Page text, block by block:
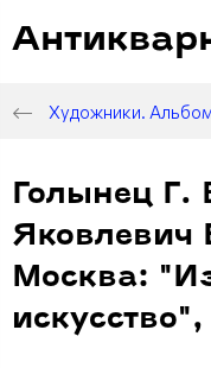
Художники.
Голынец
Яковлевич
Москва: